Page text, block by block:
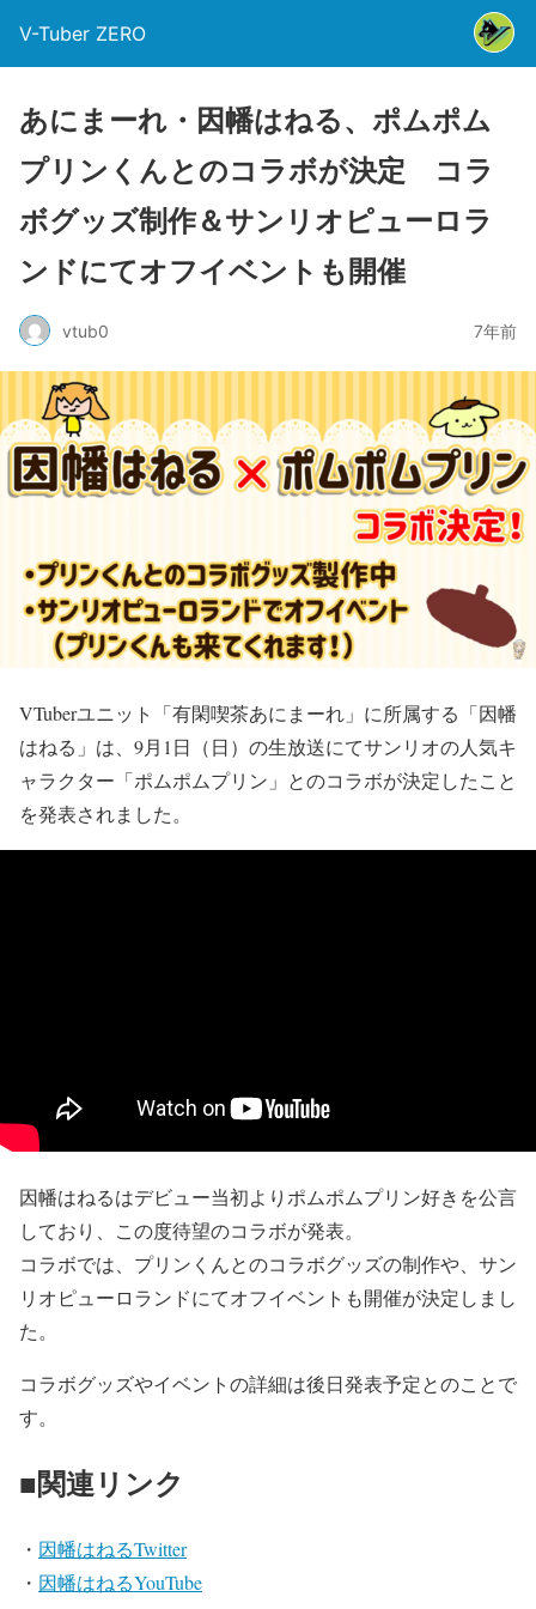
V-Tuber ZERO
あにまーれ・因幡はねる、ポムポム
プリンくんとのコラボが決定 コラ
ボグッズ制作＆サンリオピューロラ
ンドにてオフイベントも開催
vtub0 7年前
VTuberユニット「有閑喫茶あにまーれ」に所属する「因幡
はねる」は、9月1日（日）の生放送にてサンリオの人気キ
ャラクター「ポムポムプリン」とのコラボが決定したこと
を発表されました。
因幡はねるはデビュー当初よりポムポムプリン好きを公言
しており、この度待望のコラボが発表。
コラボでは、プリンくんとのコラボグッズの制作や、サン
リオピューロランドにてオフイベントも開催が決定しまし
た。
コラボグッズやイベントの詳細は後日発表予定とのことで
す。
■関連リンク
・ 因幡はねるTwitter
・ 因幡はねるYouTube